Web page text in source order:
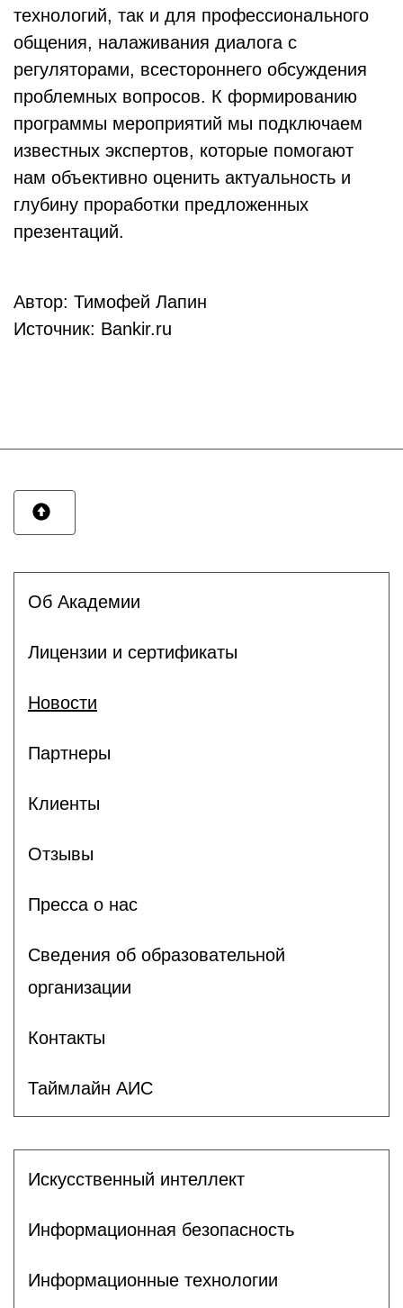
технологий, так и для профессионального
общения, налаживания диалога с
регуляторами, всестороннего обсуждения
проблемных вопросов. К формированию
программы мероприятий мы подключаем
известных экспертов, которые помогают
нам объективно оценить актуальность и
глубину проработки предложенных
презентаций.
Автор: Тимофей Лапин
Источник: Bankir.ru
Об Академии
Лицензии и сертификаты
Новости
Партнеры
Клиенты
Отзывы
Пресса о нас
Сведения об образовательной
организации
Контакты
Таймлайн АИС
Искусственный интеллект
Информационная безопасность
Информационные технологии